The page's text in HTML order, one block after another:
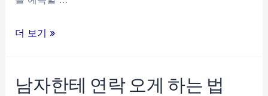
연
때
더 보기 »
남자한테 연락 오게 하는 법